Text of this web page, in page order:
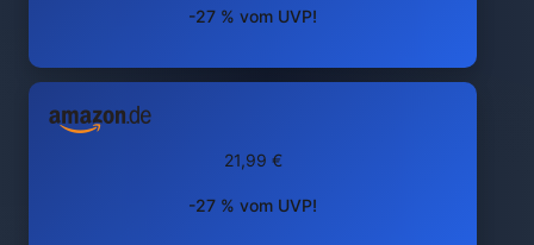
-27 % vom UVP!
21,99 €
-27 % vom UVP!